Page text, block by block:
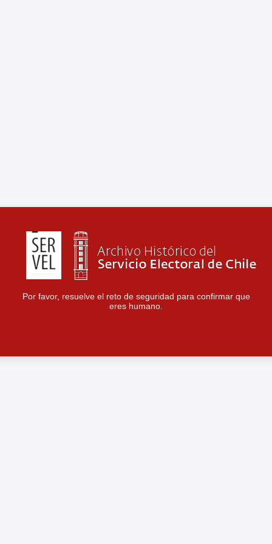
Por favor, resuelve el reto de seguridad para confirmar que
eres humano.